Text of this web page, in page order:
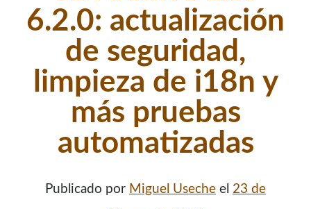
6.2.0: actualización
de seguridad,
limpieza de i18n y
más pruebas
automatizadas
Publicado por Miguel Useche el 23 de